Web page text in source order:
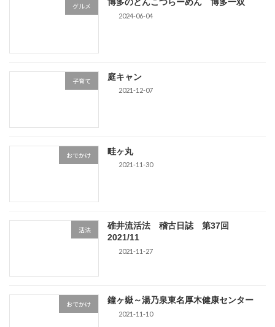
グルメ 博多のとんこつらーめん 博多一双
2024-06-04
子育て 庭キャン
2021-12-07
おでかけ 畦ヶ丸
2021-11-30
活法
碓井流活法 稽古日誌 第37回
2021/11
2021-11-27
おでかけ 鐘ヶ嶽～湯乃泉東名厚木健康センター
2021-11-10